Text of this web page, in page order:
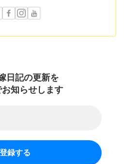
日記の更新を
お知らせします